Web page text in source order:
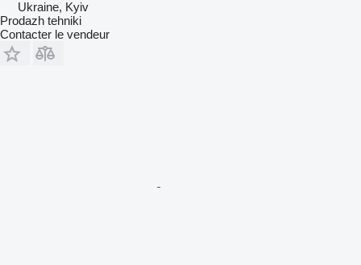
Ukraine, Kyiv
Prodazh tehniki
Contacter le vendeur